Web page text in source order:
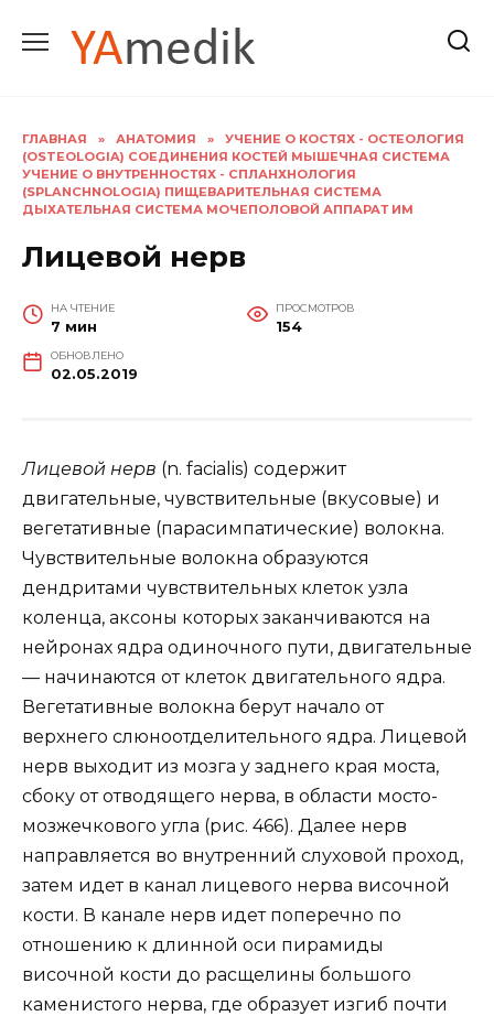
содержанию
ГЛАВНАЯ » АНАТОМИЯ »
УЧЕНИЕ О КОСТЯХ - ОСТЕОЛОГИЯ
(OSTEOLOGIA) СОЕДИНЕНИЯ КОСТЕЙ МЫШЕЧНАЯ СИСТЕМА
УЧЕНИЕ О ВНУТРЕННОСТЯХ - СПЛАНХНОЛОГИЯ
(SPLANCHNOLOGIA) ПИЩЕВАРИТЕЛЬНАЯ СИСТЕМА
ДЫХАТЕЛЬНАЯ СИСТЕМА МОЧЕПОЛОВОЙ АППАРАТ ИМ
Лицевой нерв
НА ЧТЕНИЕ
7 мин
ПРОСМОТРОВ
154
ОБНОВЛЕНО
02.05.2019
Лицевой нерв (n. facialis) содержит
двигательные, чувствительные (вкусовые) и
вегетативные (парасимпатические) волокна.
Чувствительные волокна образуются
дендритами чувствительных клеток узла
коленца, аксоны которых заканчиваются на
нейронах ядра одиночного пути, двигательные
— начинаются от клеток двигательного ядра.
Вегетативные волокна берут начало от
верхнего слюноотделительного ядра. Лицевой
нерв выходит из мозга у заднего края моста,
сбоку от отводящего нерва, в области мосто-
мозжечкового угла (рис. 466). Далее нерв
направляется во внутренний слуховой проход,
затем идет в канал лицевого нерва височной
кости. В канале нерв идет поперечно по
отношению к длинной оси пирамиды
височной кости до расщелины большого
каменистого нерва, где образует изгиб почти